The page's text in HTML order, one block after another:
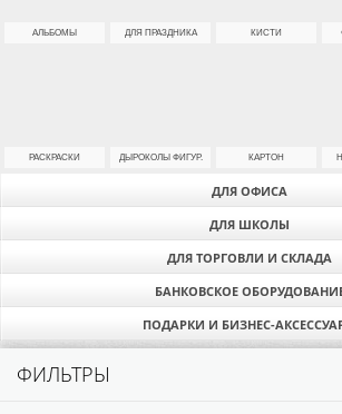
ДЛЯ ОФИСА
ДЛЯ ШКОЛЫ
ДЛЯ ТОРГОВЛИ И СКЛАДА
БАНКОВСКОЕ
ПОДАРКИ И БИЗНЕС-
АЛЬБОМЫ ДЛЯ ПРАЗДНИКА КИСТИ
РАСКРАСКИ ДЫРОКОЛЫ ФИГУР. КАРТОН
ФИЛЬТРЫ